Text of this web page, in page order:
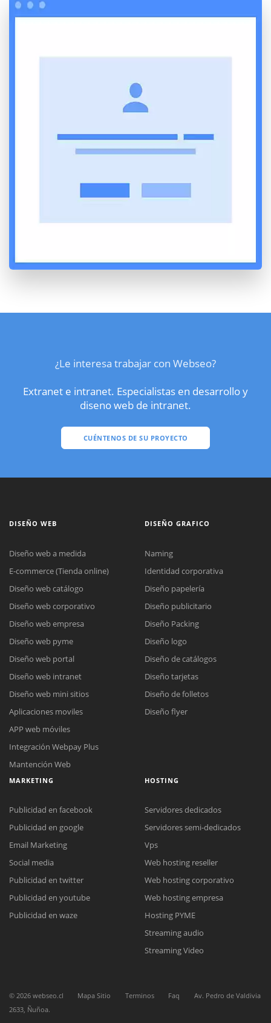
¿Le interesa trabajar con Webseo?
Extranet e intranet. Especialistas en desarrollo y
diseno web de intranet.
CUÉNTENOS DE SU PROYECTO
Reunión online
Nuestros ejecutivos le enviarán un correo electrónico con el enlace a
Meet para la reunión online.
Cotización
Todos nuestros ejecutivos están fuera de línea. Complete el formulario
DISEÑO WEB
Diseño web a medida
E-commerce (Tienda online)
Diseño web catálogo
Diseño web corporativo
Diseño web empresa
Diseño web pyme
Diseño web portal
Diseño web intranet
Diseño web mini sitios
Aplicaciones moviles
APP web móviles
Integración Webpay Plus
Mantención Web
DISEÑO GRAFICO
Naming
Identidad corporativa
Diseño papelería
Diseño publicitario
Diseño Packing
Diseño logo
Diseño de catálogos
Diseño tarjetas
Diseño de folletos
Diseño flyer
MARKETING
Publicidad en facebook
Publicidad en google
Email Marketing
Social media
Publicidad en twitter
Publicidad en youtube
Publicidad en waze
HOSTING
Servidores dedicados
Servidores semi-dedicados
Vps
Web hosting reseller
Web hosting corporativo
Web hosting empresa
Hosting PYME
Streaming audio
Streaming Video
© 2026 webseo.cl Mapa Sitio Terminos Faq
Av. Pedro de Valdivia
2633, Ñuñoa.